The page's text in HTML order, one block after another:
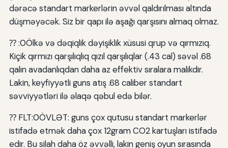
dərəcə standart markerlərin əvvəl qaldırılması altında
düşməyəcək. Siz bir qapı ilə aşağı qarşısını almaq olmaz.
⁇ :0Ölkə və dəqiqlik dəyişiklik xüsusi qrup və qırmızıq.
Kiçik qırmızı qarşılıqlıq qızıl qarşılıqlar (.43 cal) səvəl .68
qalın avadanlıqdan daha az effektiv sıralara malikdir.
Lakin, keyfiyyətli guns atış .68 caliber standart
səvviyyətləri ilə əlaqə qəbul edə bilər.
⁇ FLT:0ÖVLƏT: guns çox qutusu standart markerlər
istifadə etmək daha çox 12gram CO2 kartuşları istifadə
edir. Bu silah daha öz əvvəlli, lakin geniş oyun sırasında